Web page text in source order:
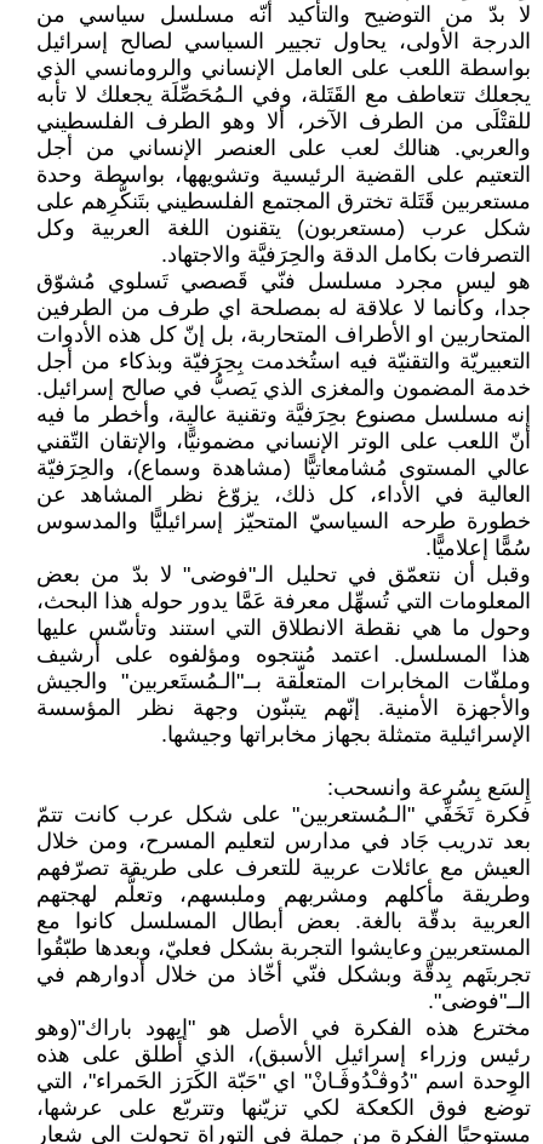
لا بدّ من التوضيح والتأكيد أنّه مسلسل سياسي من
الدرجة الأولى، يحاول تجيير السياسي لصالح إسرائيل
بواسطة اللعب على العامل الإنساني والرومانسي الذي
يجعلك تتعاطف مع القَتَلة، وفي الـمُحَصِّلَة يجعلك لا تأبه
للقتْلَى من الطرف الآخر، ألا وهو الطرف الفلسطيني
والعربي. هنالك لعب على العنصر الإنساني من أجل
التعتيم على القضية الرئيسية وتشويهها، بواسطة وحدة
مستعربين قَتَلة تخترق المجتمع الفلسطيني بتَنكُّرِهم على
شكل عرب (مستعربون) يتقنون اللغة العربية وكل
التصرفات بكامل الدقة والحِرَفيَّة والاجتهاد.
هو ليس مجرد مسلسل فنّي قَصصي تَسلوي مُشوّق
جدا، وكأنما لا علاقة له بمصلحة اي طرف من الطرفين
المتحاربين او الأطراف المتحاربة، بل إنّ كل هذه الأدوات
التعبيريّة والتقنيّة فيه استُخدمت بِحِرَفيّة وبذكاء من أجل
خدمة المضمون والمغزى الذي يَصبُّ في صالح إسرائيل.
إنه مسلسل مصنوع بحِرَفيَّة وتقنية عالية، وأخطر ما فيه
أنّ اللعب على الوتر الإنساني مضمونيًّا، والإتقان التّقني
عالي المستوى مُشامعاتيًّا (مشاهدة وسماع)، والحِرَفيّة
العالية في الأداء، كل ذلك، يزوّغ نظر المشاهد عن
خطورة طرحه السياسيّ المتحيّز إسرائيليًّا والمدسوس
سُمًّا إعلاميًّا.
وقبل أن نتعمّق في تحليل الـ"فوضى" لا بدّ من بعض
المعلومات التي تُسهِّل معرفة عَمَّا يدور حوله هذا البحث،
وحول ما هي نقطة الانطلاق التي استند وتأسّس عليها
هذا المسلسل. اعتمد مُنتجوه ومؤلفوه على أرشيف
وملفّات المخابرات المتعلّقة بــ"الـمُستَعربين" والجيش
والأجهزة الأمنية. إنّهم يتبنّون وجهة نظر المؤسسة
الإسرائيلية متمثلة بجهاز مخابراتها وجيشها.
إِلسَع بِسُرعة وانسحب:
فكرة تَخَفِّي "الـمُستعربين" على شكل عرب كانت تتمّ
بعد تدريب جَاد في مدارس لتعليم المسرح، ومن خلال
العيش مع عائلات عربية للتعرف على طريقة تصرّفهم
وطريقة مأكلهم ومشربهم وملبسهم، وتعلُّم لهجتهم
العربية بدقّة بالغة. بعض أبطال المسلسل كانوا مع
المستعربين وعايشوا التجربة بشكل فعليّ، وبعدها طبّقُوا
تجربتَهم بِدقَّة وبشكل فنّي أخّاذ من خلال أدوارهم في
الــ"فوضى".
مخترع هذه الفكرة في الأصل هو "إيهود باراك"(وهو
رئيس وزراء إسرائيل الأسبق)، الذي أَطلق على هذه
الوِحدة اسم "دُوڤـْدُوڤَـانْ" اي "حَبّة الكَرَز الحَمراء"، التي
توضع فوق الكعكة لكي تزيّنها وتتربّع على عرشها،
مستوحيًا الفكرة من جملة في التوراة تحولت الى شعار